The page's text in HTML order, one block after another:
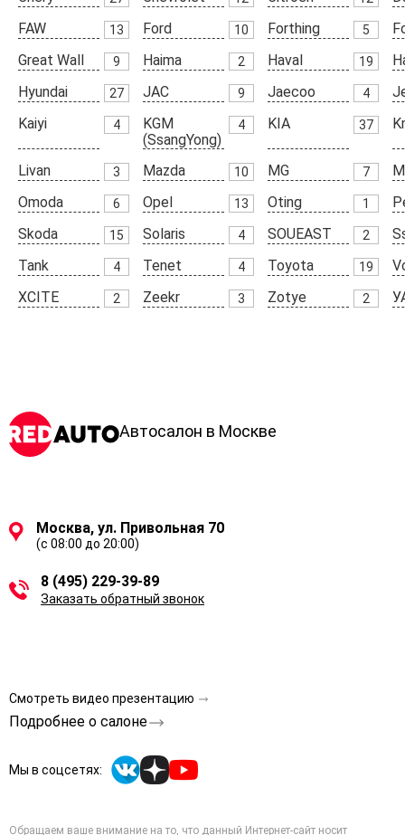
FAW
13 Ford 10 Forthing 5
Great Wall
9 Haima 2 Haval 19
Hyundai
27 JAC 9 Jaecoo 4
Kaiyi
4
KGM
(SsangYong)
4 KIA 37
Livan 3 Mazda 10 MG 7
Omoda
6 Opel 13 Oting 1
Skoda
15 Solaris 4 SOUEAST 2
Tank
4 Tenet 4 Toyota 19
XCITE
2 Zeekr 3 Zotye 2
Автосалон в Москве
Москва, ул. Привольная 70
(с 08:00 до 20:00)
8 (495) 229-39-89
Заказать обратный звонок
Смотреть видео презентацию
Подробнее о салоне
Мы в соцсетях:
Обращаем ваше внимание на то, что данный Интернет-сайт носит